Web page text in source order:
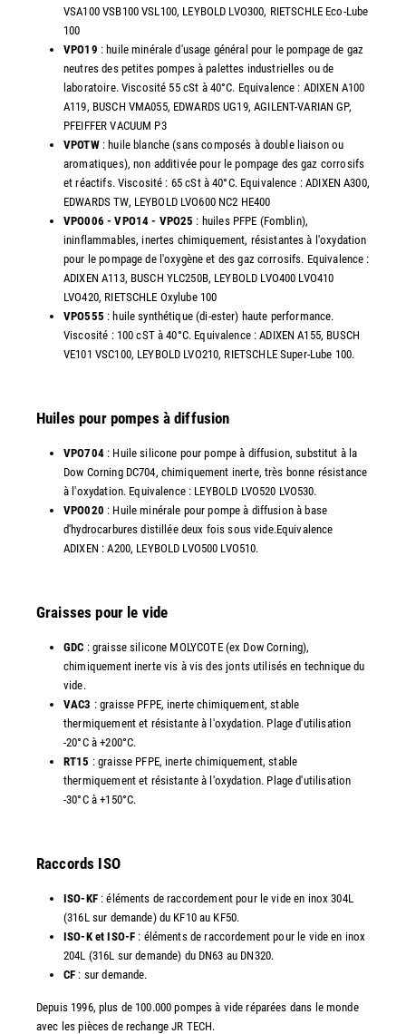
VSA100 VSB100 VSL100, LEYBOLD LVO300, RIETSCHLE Eco-Lube
100
VPO19 : huile minérale d'usage général pour le pompage de gaz
neutres des petites pompes à palettes industrielles ou de
laboratoire. Viscosité 55 cSt à 40°C. Equivalence : ADIXEN A100
A119, BUSCH VMA055, EDWARDS UG19, AGILENT-VARIAN GP,
PFEIFFER VACUUM P3
VPOTW: huile blanche (sans composés à double liaison ou
aromatiques), non additivée pour le pompage des gaz corrosifs
et réactifs. Viscosité : 65 cSt à 40°C. Equivalence : ADIXEN A300,
EDWARDS TW, LEYBOLD LVO600 NC2 HE400
VPO006 - VPO14 - VPO25 : huiles PFPE (Fomblin),
ininflammables, inertes chimiquement, résistantes à l'oxydation
pour le pompage de l'oxygène et des gaz corrosifs. Equivalence :
ADIXEN A113, BUSCH YLC250B, LEYBOLD LVO400 LVO410
LVO420, RIETSCHLE Oxylube 100
VPO555 : huile synthétique (di-ester) haute performance.
Viscosité : 100 cST à 40°C. Equivalence : ADIXEN A155, BUSCH
VE101 VSC100, LEYBOLD LVO210, RIETSCHLE Super-Lube 100.
Huiles pour pompes à diffusion
VPO704: Huile silicone pour pompe à diffusion, substitut à la
Dow Corning DC704, chimiquement inerte, très bonne résistance
à l'oxydation. Equivalence : LEYBOLD LVO520 LVO530.
VPO020 : Huile minérale pour pompe à diffusion à base
d'hydrocarbures distillée deux fois sous vide.Equivalence
ADIXEN : A200, LEYBOLD LVO500 LVO510.
Graisses pour le vide
GDC : graisse silicone MOLYCOTE (ex Dow Corning),
chimiquement inerte vis à vis des jonts utilisés en technique du
vide.
VAC3 : graisse PFPE, inerte chimiquement, stable
thermiquement et résistante à l'oxydation. Plage d'utilisation
-20°C à +200°C.
RT15 : graisse PFPE, inerte chimiquement, stable
thermiquement et résistante à l'oxydation. Plage d'utilisation
-30°C à +150°C.
Raccords ISO
ISO-KF: éléments de raccordement pour le vide en inox 304L
(316L sur demande) du KF10 au KF50.
ISO-K et ISO-F : éléments de raccordement pour le vide en inox
204L (316L sur demande) du DN63 au DN320.
CF : sur demande.
Depuis 1996, plus de 100.000 pompes à vide réparées dans le monde
avec les pièces de rechange JR TECH.